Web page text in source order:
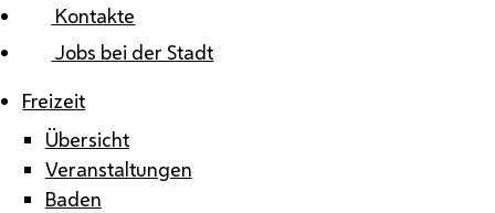
Kontakte
Jobs bei der Stadt
Freizeit
Übersicht
Veranstaltungen
Baden